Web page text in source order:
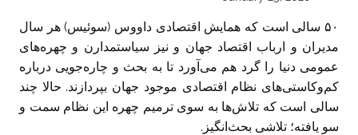
۵۰ سالی است که همایش اقتصادی داووس (سوئیس) هر سال
مدیران و ارباب اقتصاد جهان و نیز سیاستمدارن و چهره‌های
عمومی دنیا را گرد هم می‌آورد تا به بحث و چاره‌جویی درباره
کم‌وکاستی‌های نظام اقتصادی موجود جهان بپردازند. حالا چند
سالی است که تلاش‌ها به سوی ترمیم چهره این نظام سمت و
سو یافته؛ تلاشی بحث‌انگیز.